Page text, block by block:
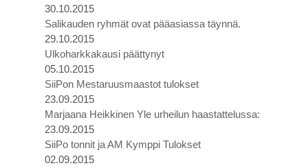
30.10.2015
Salikauden ryhmät ovat pääasiassa täynnä.
29.10.2015
Ulkoharkkakausi päättynyt
05.10.2015
SiiPon Mestaruusmaastot tulokset
23.09.2015
Marjaana Heikkinen Yle urheilun haastattelussa:
23.09.2015
SiiPo tonnit ja AM Kymppi Tulokset
02.09.2015